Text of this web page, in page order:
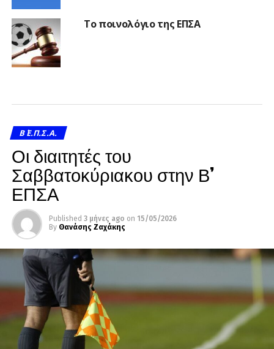
Το ποινολόγιο της ΕΠΣΑ
Β΄ Ε.Π.Σ.Α.
Οι διαιτητές του
Σαββατοκύριακου στην Β’
ΕΠΣΑ
Published 3 μήνες ago on 15/05/2026
By Θανάσης Ζαχάκης